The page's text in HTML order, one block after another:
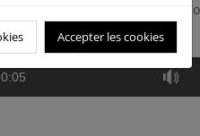
carroña. Cría de febrero
de barro y ramas.
0:05
Accepter les cookies